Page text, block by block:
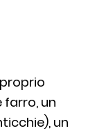
farro, un
un